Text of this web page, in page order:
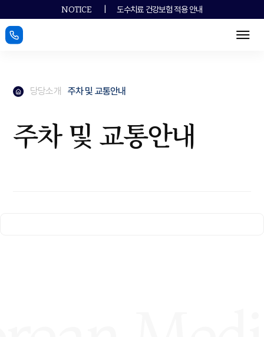
NOTICE 도수치료 건강보험 적용 안내
메뉴
메인페이지로
당당소개 주차 및 교통안내
주차 및 교통안내